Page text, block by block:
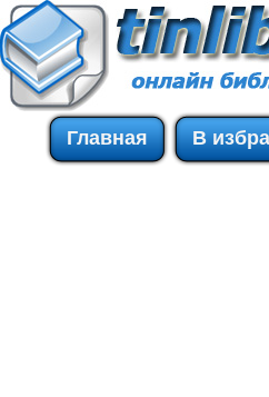
Главная В